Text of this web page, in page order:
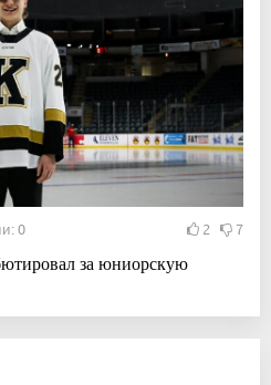
0 2 7
за юниорскую